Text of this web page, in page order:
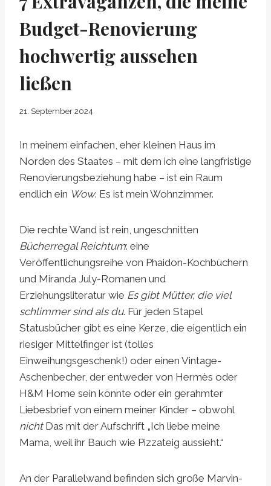
Budget-Renovierung
hochwertig aussehen
ließen
21. September 2024
In meinem einfachen, eher kleinen Haus im
Norden des Staates – mit dem ich eine langfristige
Renovierungsbeziehung habe – ist ein Raum
endlich ein Wow. Es ist mein Wohnzimmer.
Die rechte Wand ist rein, ungeschnitten
Bücherregal Reichtum: eine
Veröffentlichungsreihe von Phaidon-Kochbüchern
und Miranda July-Romanen und
Erziehungsliteratur wie Es gibt Mütter, die viel
schlimmer sind als du. Für jeden Stapel
Statusbücher gibt es eine Kerze, die eigentlich ein
riesiger Mittelfinger ist (tolles
Einweihungsgeschenk!) oder einen Vintage-
Aschenbecher, der entweder von Hermès oder
H&M Home sein könnte oder ein gerahmter
Liebesbrief von einem meiner Kinder – obwohl
nichtDas mit der Aufschrift „Ich liebe meine
Mama, weil ihr Bauch wie Pizzateig aussieht.“
An der Parallelwand befinden sich große Marvin-